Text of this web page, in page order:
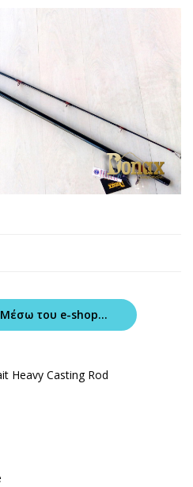
Μέσω του e-shop...
Heavy Casting Rod